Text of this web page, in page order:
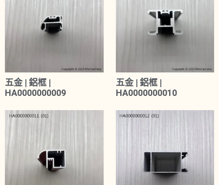
五金 | 鋁框 |
HA0000000009
五金 | 鋁框 |
HA0000000010